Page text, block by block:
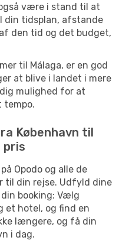
være i stand til at
din tidsplan, afstande
den tid og det budget,
til Málaga, er en god
at blive i landet i mere
mulighed for at
tempo.
København til
pris
Opodo og alle de
til din rejse. Udfyld dine
booking: Vælg
et hotel, og find en
længere, og få din
i dag.